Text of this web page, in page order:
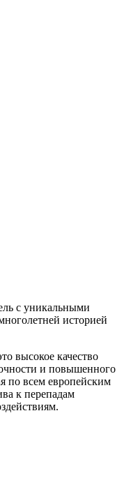
с уникальными
историей
высокое качество
и повышенного
по всем европейским
к перепадам